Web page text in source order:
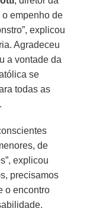
o empenho de
explicou
Agradeceu
a vontade da
se
todas as
de
explicou
precisamos
o encontro